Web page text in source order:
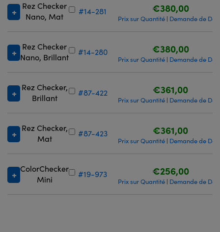
Rez Checker
Nano, Mat
#14-281 €380,00
Prix sur Quantité| Demande de
Rez Checker
Nano, Brillant
#14-280 €380,00
Prix sur Quantité| Demande de
Rez Checker,
Brillant
#87-422 €361,00
Prix sur Quantité| Demande de
Rez Checker,
Mat
#87-423 €361,00
Prix sur Quantité| Demande de
ColorChecker
Mini
#19-973 €256,00
Prix sur Quantité| Demande de